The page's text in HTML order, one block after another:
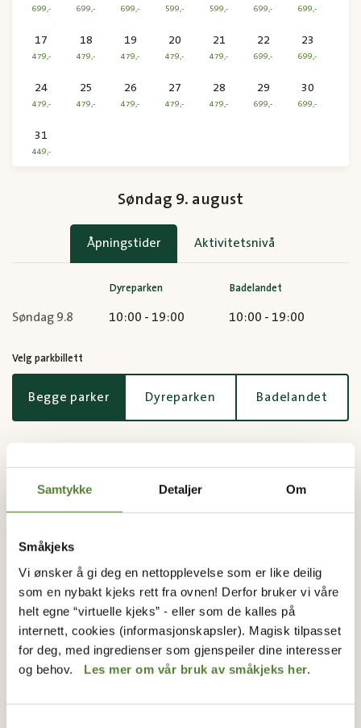
Samtykke Detaljer Om
Småkjeks
Vi ønsker å gi deg en nettopplevelse som er like deilig
som en nybakt kjeks rett fra ovnen! Derfor bruker vi våre
helt egne “virtuelle kjeks” - eller som de kalles på
internett, cookies (informasjonskapsler). Magisk tilpasset
for deg, med ingredienser som gjenspeiler dine interesser
og behov. Les mer om vår bruk av småkjeks her.
699,- 699,- 699,- 599,- 599,- 699,- 699,-
17
479,-
18
479,-
19
479,-
20
479,-
21
479,-
22
699,-
23
699,-
24
479,-
25
479,-
26
479,-
27
479,-
28
479,-
29
699,-
30
699,-
31
449,-
Søndag 9. august
Åpningstider Aktivitetsnivå
Dyreparken Badelandet
Søndag 9.8 10:00 - 19:00 10:00 - 19:00
Velg parkbillett
Begge parker Dyreparken Badelandet
1 4
14+ år
739,– 709,– Gratis 0,–
Funksjonsnedsatt
Ledsager får billett ved ankomst, og trenger dermed ikke bestille ordinær
billett på nett. Husk ledsagerbevis.
709,–